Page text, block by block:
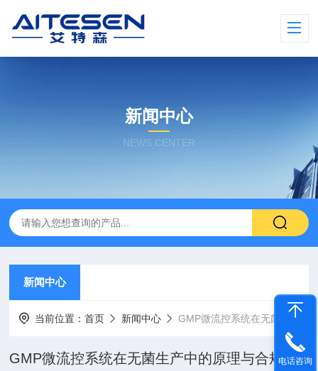
新闻中心
NEWS CENTER
新闻中心
当前位置：首页 新闻中心 GMP微流控系统在无菌生产中的原理与合规维护
GMP微流控系统在无菌生产中的原理与合规维
电话咨询